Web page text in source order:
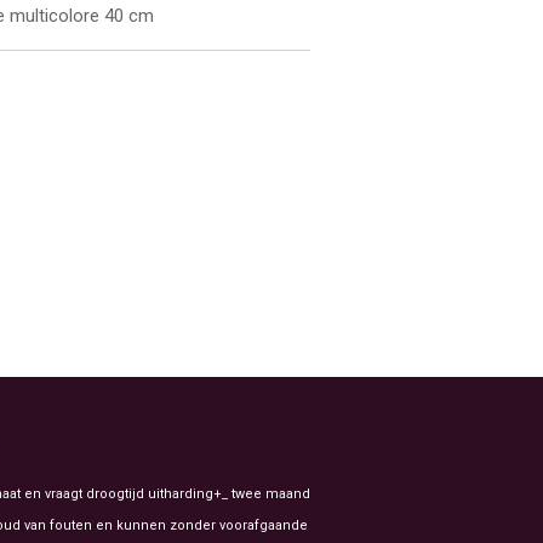
multicolore 40 cm
en vraagt droogtijd uitharding+_ twee maand
van fouten en kunnen zonder voorafgaande